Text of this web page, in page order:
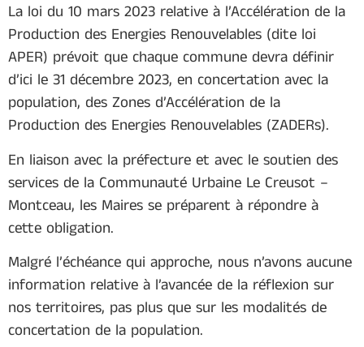
La loi du 10 mars 2023 relative à l’Accélération de la
Production des Energies Renouvelables (dite loi
APER) prévoit que chaque commune devra définir
d’ici le 31 décembre 2023, en concertation avec la
population, des Zones d’Accélération de la
Production des Energies Renouvelables (ZADERs).
En liaison avec la préfecture et avec le soutien des
services de la Communauté Urbaine Le Creusot –
Montceau, les Maires se préparent à répondre à
cette obligation.
Malgré l’échéance qui approche, nous n’avons aucune
information relative à l’avancée de la réflexion sur
nos territoires, pas plus que sur les modalités de
concertation de la population.